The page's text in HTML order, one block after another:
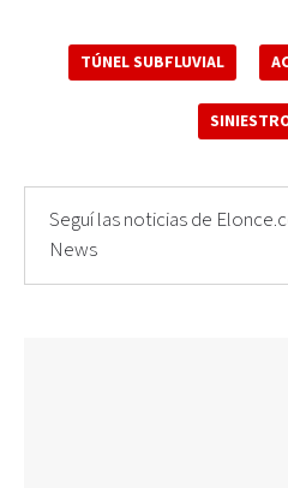
TÚNEL SUBFLUVIAL
Seguí las noticias de
News